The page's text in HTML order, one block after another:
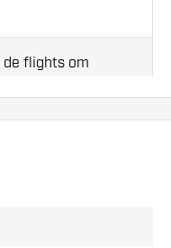
flights om